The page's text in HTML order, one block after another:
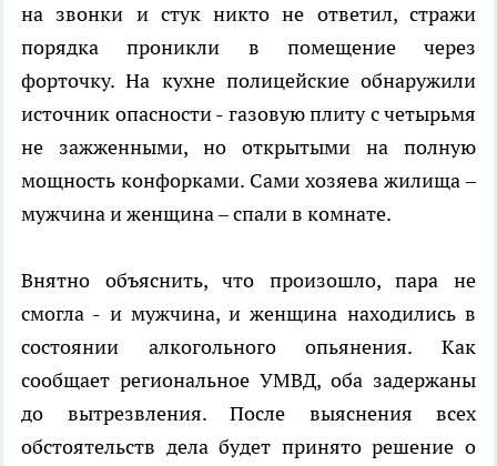
на звонки и стук никто не ответил, стражи
порядка проникли в помещение через
форточку. На кухне полицейские обнаружили
источник опасности - газовую плиту с четырьмя
не зажженными, но открытыми на полную
мощность конфорками. Сами хозяева жилища –
мужчина и женщина – спали в комнате.
Внятно объяснить, что произошло, пара не
смогла - и мужчина, и женщина находились в
состоянии алкогольного опьянения. Как
сообщает региональное УМВД, оба задержаны
до вытрезвления. После выяснения всех
обстоятельств дела будет принято решение о